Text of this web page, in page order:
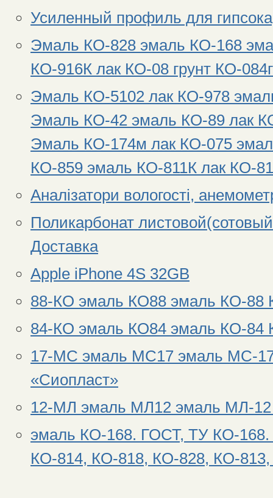
Усиленный профиль для
Эмаль КО-828 эмаль КО-168
КО-916К лак КО-08 грунт КО-
Эмаль КО-5102 лак КО-978
Эмаль КО-42 эмаль КО-89 лак
Эмаль КО-174м лак КО-075
КО-859 эмаль КО-811К лак КО-
Аналізатори вологості,
Поликарбонат
Доставка
Apple iPhone 4S 32GB
88-КО эмаль КО88 эмаль КО-88
84-КО эмаль КО84 эмаль КО-84
17-МС эмаль МС17 эмаль МС-
«Сиопласт»
12-МЛ эмаль МЛ12 эмаль МЛ-12
эмаль КО-168. ГОСТ, ТУ КО-
КО-814, КО-818, КО-828, КО-